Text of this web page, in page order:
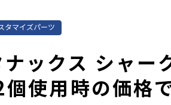
タマイズパーツ
ナックス シャー
使用時の価格